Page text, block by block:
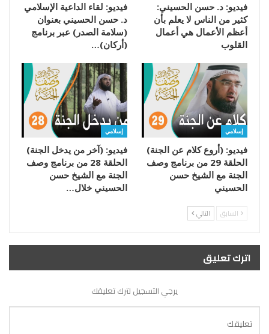
فيديو: د. حسن الحسيني:
كثير من الناس لا يعلم بأن
أعظم الأعمال هي أعمال
القلوب
فيديو: لقاء الداعية الإسلامي
د. حسن الحسيني بعنوان
(سلامة الصدر) عبر برنامج
(أركان)…
إسلامي
فيديو: (أروع كلام عن الجنة)
الحلقة 29 من برنامج وصف
الجنة مع الشيخ حسن
الحسيني
إسلامي
فيديو: (آخر من يدخل الجنة)
الحلقة 28 من برنامج وصف
الجنة مع الشيخ حسن
الحسيني خلال…
السابق التالي
اترك تعليق
يرجي التسجيل لترك تعليقك